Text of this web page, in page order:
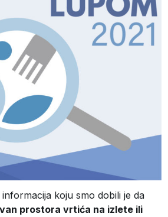
koju smo dobili je da
prostora vrtića na izlete ili